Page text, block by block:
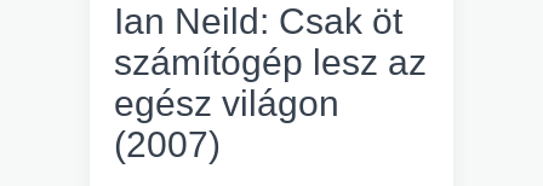
Ian Neild: Csak öt
számítógép lesz az
egész világon
(2007)